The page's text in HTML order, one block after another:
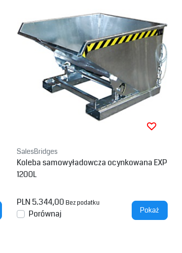
SalesBridges
Koleba samowyładowcza ocynkowana EXP
1200L
PLN 5.344,00 Bez podatku
Porównaj Pokaż